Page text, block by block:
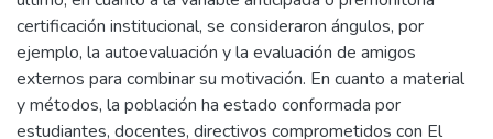
certificación institucional, se consideraron ángulos, por
ejemplo, la autoevaluación y la evaluación de amigos
externos para combinar su motivación. En cuanto a material
y métodos, la población ha estado conformada por
estudiantes, docentes, directivos comprometidos con El